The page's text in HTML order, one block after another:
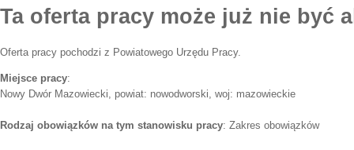
Ta oferta pracy może już nie być
Oferta pracy pochodzi z Powiatowego Urzędu Pracy.
Miejsce pracy:
Nowy Dwór Mazowiecki, powiat: nowodworski, woj: mazowieckie
Rodzaj obowiązków na tym stanowisku pracy: Zakres obowiązków